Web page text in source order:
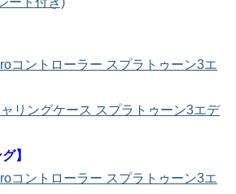
コントローラー スプラトゥーン3エ
リングケース スプラトゥーン3エデ
】
コントローラー スプラトゥーン3エ